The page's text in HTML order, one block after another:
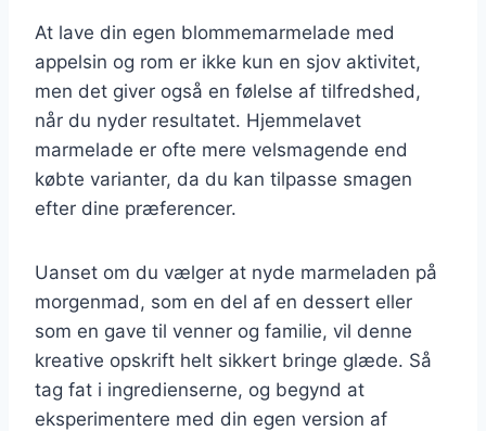
At lave din egen blommemarmelade med
appelsin og rom er ikke kun en sjov aktivitet,
men det giver også en følelse af tilfredshed,
når du nyder resultatet. Hjemmelavet
marmelade er ofte mere velsmagende end
købte varianter, da du kan tilpasse smagen
efter dine præferencer.
Uanset om du vælger at nyde marmeladen på
morgenmad, som en del af en dessert eller
som en gave til venner og familie, vil denne
kreative opskrift helt sikkert bringe glæde. Så
tag fat i ingredienserne, og begynd at
eksperimentere med din egen version af